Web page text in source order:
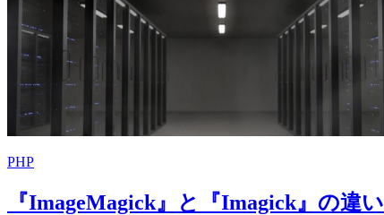
PHP
『ImageMagick』と『Imagick』の違い